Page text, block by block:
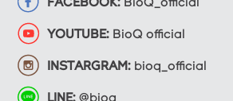
FACEBOOK: BioQ_official
YOUTUBE: BioQ official
INSTARGRAM: bioq_official
LINE: @bioq